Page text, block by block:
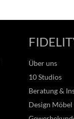
Über uns
10 Studios
Beratung &
Design